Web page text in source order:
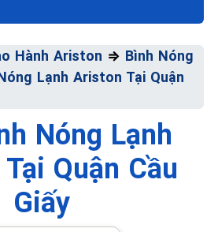
Hành Ariston ⇒ Bình Nóng
Lạnh Ariston Tại Quận
Nóng Lạnh
Quận Cầu
Giấy